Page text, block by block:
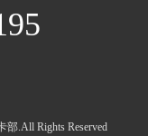
.All Rights Reserved